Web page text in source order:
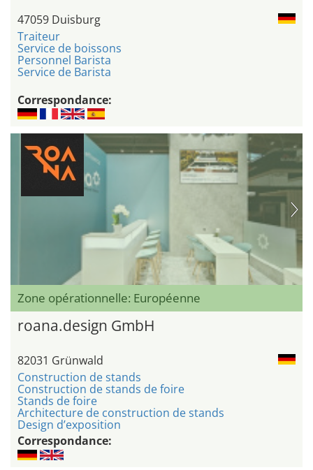
47059 Duisburg
Traiteur
Service de boissons
Personnel Barista
Service de Barista
Correspondance:
Zone opérationnelle: Européenne
roana.design GmbH
82031 Grünwald
Construction de stands
Construction de stands de foire
Stands de foire
Architecture de construction de stands
Design d’exposition
Correspondance: